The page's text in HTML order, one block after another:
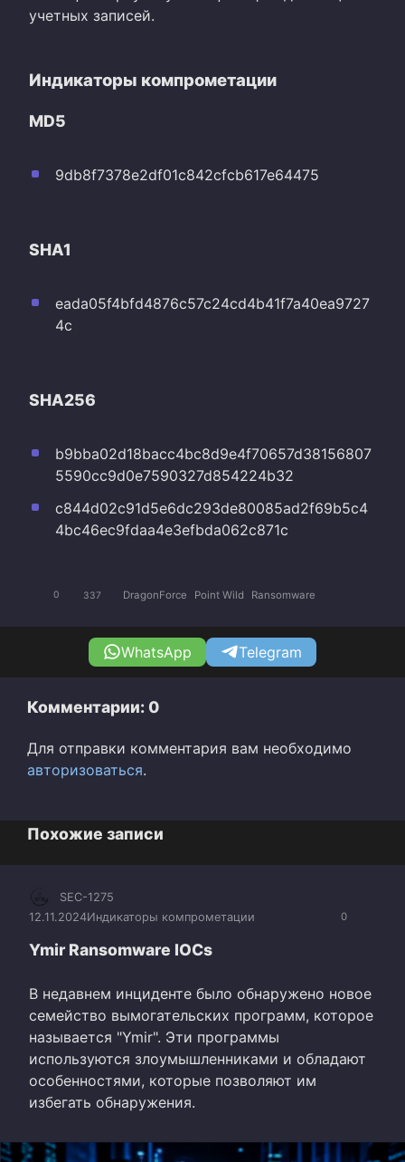
учетных записей.
Индикаторы компрометации
MD5
9db8f7378e2df01c842cfcb617e64475
SHA1
eada05f4bfd4876c57c24cd4b41f7a40ea9727
4c
SHA256
b9bba02d18bacc4bc8d9e4f70657d38156807
5590cc9d0e7590327d854224b32
c844d02c91d5e6dc293de80085ad2f69b5c4
4bc46ec9fdaa4e3efbda062c871c
0 337 DragonForce Point Wild Ransomware
WhatsApp Telegram
Комментарии: 0
Для отправки комментария вам необходимо
авторизоваться.
Похожие записи
0
SEC-1275
12.11.2024Индикаторы компрометации
Ymir Ransomware IOCs
В недавнем инциденте было обнаружено новое
семейство вымогательских программ, которое
называется "Ymir". Эти программы
используются злоумышленниками и обладают
особенностями, которые позволяют им
избегать обнаружения.